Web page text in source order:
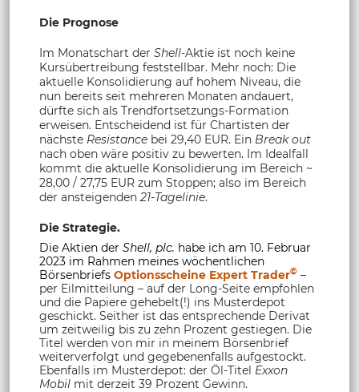
Die Prognose
Im Monatschart der Shell-Aktie ist noch keine
Kursübertreibung feststellbar. Mehr noch: Die
aktuelle Konsolidierung auf hohem Niveau, die
nun bereits seit mehreren Monaten andauert,
dürfte sich als Trendfortsetzungs-Formation
erweisen. Entscheidend ist für Chartisten der
nächste Resistance bei 29,40 EUR. Ein Break out
nach oben wäre positiv zu bewerten. Im Idealfall
kommt die aktuelle Konsolidierung im Bereich ~
28,00 / 27,75 EUR zum Stoppen; also im Bereich
der ansteigenden 21-Tagelinie.
Die Strategie.
Die Aktien der Shell, plc. habe ich am 10. Februar
2023 im Rahmen meines wöchentlichen
Börsenbriefs Optionsscheine Expert Trader© –
per Eilmitteilung – auf der Long-Seite empfohlen
und die Papiere gehebelt(!) ins Musterdepot
geschickt. Seither ist das entsprechende Derivat
um zeitweilig bis zu zehn Prozent gestiegen. Die
Titel werden von mir in meinem Börsenbrief
weiterverfolgt und gegebenenfalls aufgestockt.
Ebenfalls im Musterdepot: der Öl-Titel Exxon
Mobil mit derzeit 39 Prozent Gewinn.